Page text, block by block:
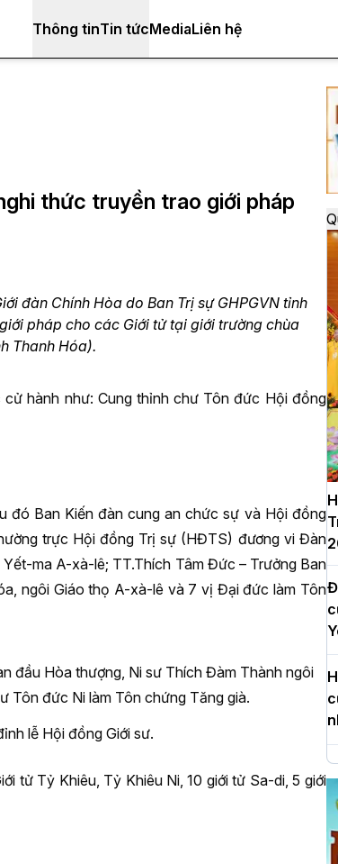
Thông tinTin tứcMediaLiên hệ
thức truyền trao giới pháp
đàn Chính Hòa do Ban Trị sự GHPGVN tỉnh
pháp cho các Giới tử tại giới trường chùa
Thanh Hóa).
hành như: Cung thỉnh chư Tôn đức Hội đồng
đó Ban Kiến đàn cung an chức sự và Hội đồng
trực Hội đồng Trị sự (HĐTS) đương vi Đàn
ma A-xà-lê; TT.Thích Tâm Đức – Trưởng Ban
ngôi Giáo thọ A-xà-lê và 7 vị Đại đức làm Tôn
đầu Hòa thượng, Ni sư Thích Đàm Thành ngôi
Tôn đức Ni làm Tôn chứng Tăng già.
lễ Hội đồng Giới sư.
tử Tỷ Khiêu, Tỷ Khiêu Ni, 10 giới tử Sa-di, 5 giới